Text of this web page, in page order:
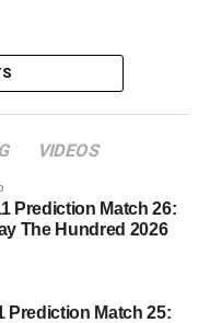
VIDEOS
Prediction Match 26:
The Hundred 2026
Prediction Match 25: